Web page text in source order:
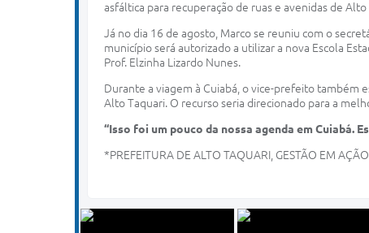
asfáltica para recuperação de ruas e avenidas de Alto
Já no dia 16 de agosto, Marco se reuniu com o
município será autorizado a utilizar a nova Escola
Prof. Elzinha Lizardo Nunes.
Durante a viagem à Cuiabá, o vice-prefeito também
Alto Taquari. O recurso seria direcionado para a
“Isso foi um pouco da nossa agenda em Cuiabá.
*PREFEITURA DE ALTO TAQUARI, GESTÃO EM